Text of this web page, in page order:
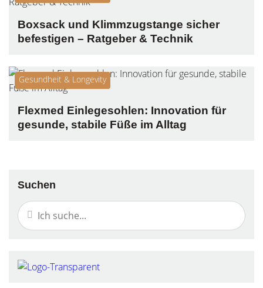
Boxsack und Klimmzugstange sicher
befestigen – Ratgeber & Technik
Gesundheit & Longevity
Flexmed Einlegesohlen: Innovation für
gesunde, stabile Füße im Alltag
Suchen